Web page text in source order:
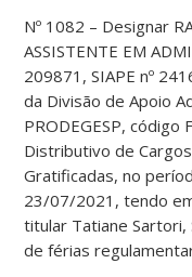
Nº 1082 – Designar
ASSISTENTE EM
209871, SIAPE nº
da Divisão de Apoio
PRODEGESP,
Distributivo de
Gratificadas, no
23/07/2021, tendo
titular Tatiane Sartori,
de férias